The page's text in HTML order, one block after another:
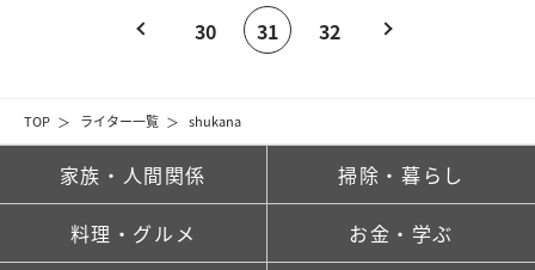
TOP ライター一覧 shukana
30 31 32
家族・人間関係 掃除・暮らし
料理・グルメ お金・学ぶ